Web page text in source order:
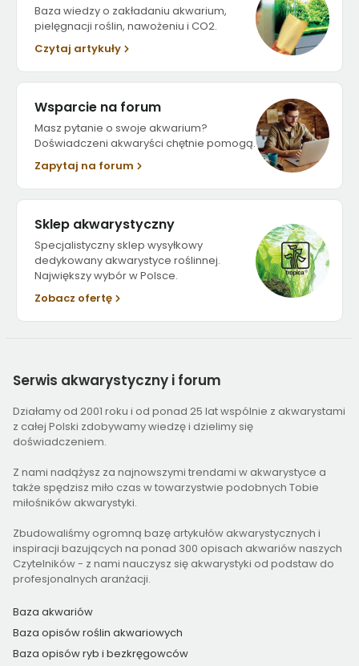
Baza wiedzy o zakładaniu akwarium,
pielęgnacji roślin, nawożeniu i CO2.
Czytaj artykuły
Wsparcie na forum
Masz pytanie o swoje akwarium?
Doświadczeni akwaryści chętnie pomogą.
Zapytaj na forum
Sklep akwarystyczny
Specjalistyczny sklep wysyłkowy
dedykowany akwarystyce roślinnej.
Największy wybór w Polsce.
Zobacz ofertę
Serwis akwarystyczny i forum
Działamy od 2001 roku i od ponad 25 lat wspólnie z akwarystami
z całej Polski zdobywamy wiedzę i dzielimy się
doświadczeniem.
Z nami nadążysz za najnowszymi trendami w akwarystyce a
także spędzisz miło czas w towarzystwie podobnych Tobie
miłośników akwarystyki.
Zbudowaliśmy ogromną bazę artykułów akwarystycznych i
inspiracji bazujących na ponad 300 opisach akwariów naszych
Czytelników - z nami nauczysz się akwarystyki od podstaw do
profesjonalnych aranżacji.
Baza akwariów
Baza opisów roślin akwariowych
Baza opisów ryb i bezkręgowców